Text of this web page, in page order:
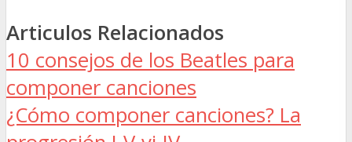
Articulos Relacionados
10 consejos de los Beatles para
componer canciones
¿Cómo componer canciones? La